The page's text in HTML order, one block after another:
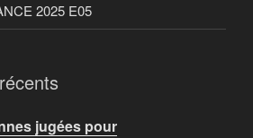
2025 E05
jugées pour